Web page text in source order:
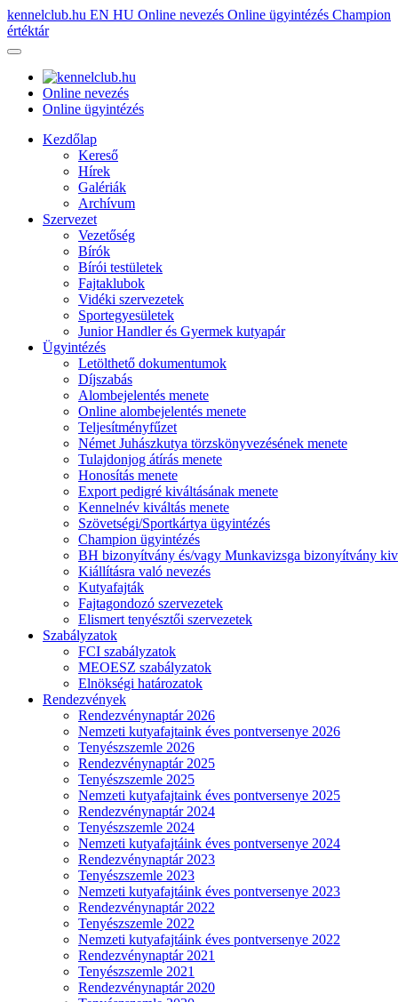
kennelclub.hu EN HU Online nevezés Online ügyintézés Champion
értéktár
Online nevezés
Online ügyintézés
Kezdőlap
Kereső
Hírek
Galériák
Archívum
Szervezet
Vezetőség
Bírók
Bírói testületek
Fajtaklubok
Vidéki szervezetek
Sportegyesületek
Junior Handler és Gyermek kutyapár
Ügyintézés
Letölthető dokumentumok
Díjszabás
Alombejelentés menete
Online alombejelentés menete
Teljesítményfűzet
Német Juhászkutya törzskönyvezésének menete
Tulajdonjog átírás menete
Honosítás menete
Export pedigré kiváltásának menete
Kennelnév kiváltás menete
Szövetségi/Sportkártya ügyintézés
Champion ügyintézés
BH bizonyítvány és/vagy Munkavizsga bizonyítvány
Kiállításra való nevezés
Kutyafajták
Fajtagondozó szervezetek
Elismert tenyésztői szervezetek
Szabályzatok
FCI szabályzatok
MEOESZ szabályzatok
Elnökségi határozatok
Rendezvények
Rendezvénynaptár 2026
Nemzeti kutyafajtaink éves pontversenye 2026
Tenyészszemle 2026
Rendezvénynaptár 2025
Tenyészszemle 2025
Nemzeti kutyafajtaink éves pontversenye 2025
Rendezvénynaptár 2024
Tenyészszemle 2024
Nemzeti kutyafajtáink éves pontversenye 2024
Rendezvénynaptár 2023
Tenyészszemle 2023
Nemzeti kutyafajtáink éves pontversenye 2023
Rendezvénynaptár 2022
Tenyészszemle 2022
Nemzeti kutyafajtáink éves pontversenye 2022
Rendezvénynaptár 2021
Tenyészszemle 2021
Rendezvénynaptár 2020